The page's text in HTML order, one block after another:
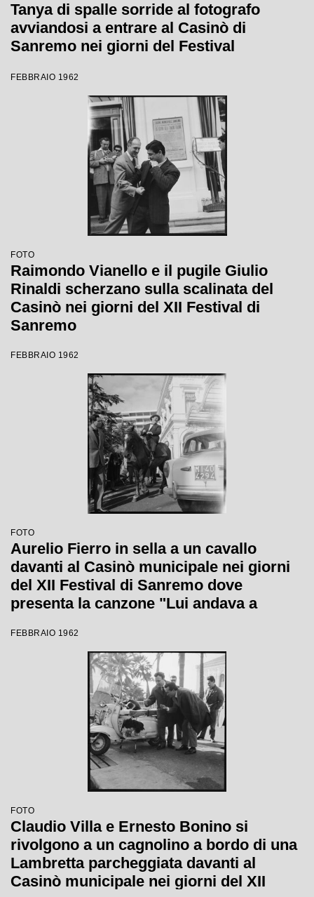
Tanya di spalle sorride al fotografo
avviandosi a entrare al Casinò di
Sanremo nei giorni del Festival
FEBBRAIO 1962
FOTO
Raimondo Vianello e il pugile Giulio
Rinaldi scherzano sulla scalinata del
Casinò nei giorni del XII Festival di
Sanremo
FEBBRAIO 1962
FOTO
Aurelio Fierro in sella a un cavallo
davanti al Casinò municipale nei giorni
del XII Festival di Sanremo dove
presenta la canzone "Lui andava a
FEBBRAIO 1962
FOTO
Claudio Villa e Ernesto Bonino si
rivolgono a un cagnolino a bordo di una
Lambretta parcheggiata davanti al
Casinò municipale nei giorni del XII